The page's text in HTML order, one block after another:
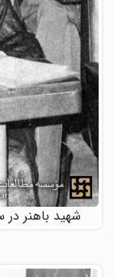
شهید باهنر